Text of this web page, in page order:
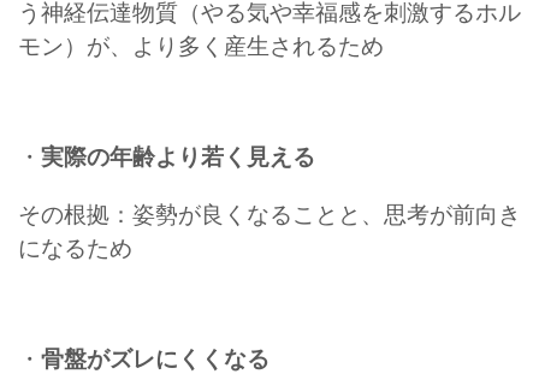
う神経伝達物質（やる気や幸福感を刺激するホル
モン）が、より多く産生されるため
・ 実際の年齢より若く見える
その根拠：姿勢が良くなることと、思考が前向き
になるため
・ 骨盤がズレにくくなる